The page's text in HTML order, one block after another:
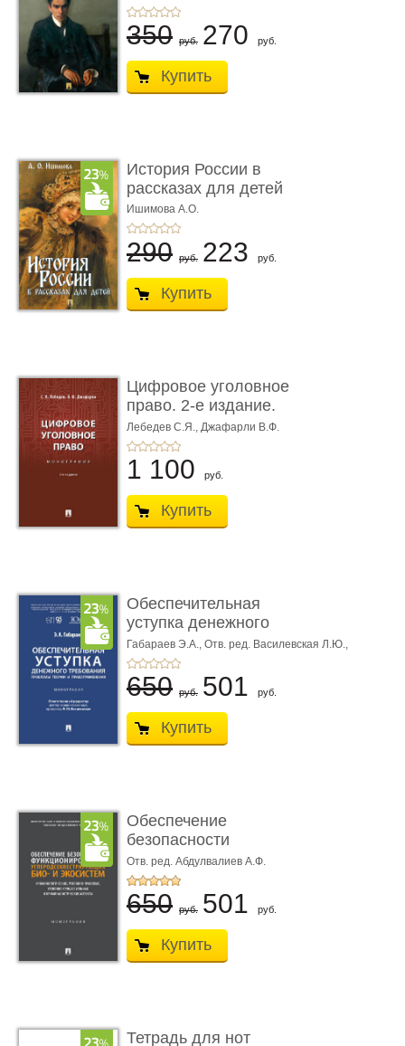
350 руб. 270 руб.
Купить
История России в
рассказах для детей
Ишимова А.О.
290 руб. 223 руб.
Купить
Цифровое уголовное
право. 2-е издание.
Монограф ...
Лебедев С.Я., Джафарли В.Ф.
1 100 руб.
Купить
Обеспечительная
уступка денежного
требования ...
Габараев Э.А., Отв. ред. Василевская Л.Ю.,
вступ. сл. Каретина М.Г.
650 руб. 501 руб.
Купить
Обеспечение
безопасности
функционирования уг
...
Отв. ред. Абдулвалиев А.Ф.
650 руб. 501 руб.
Купить
Тетрадь для нот